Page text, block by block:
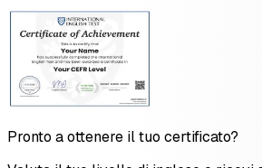
Pronto a ottenere il tuo certificato?